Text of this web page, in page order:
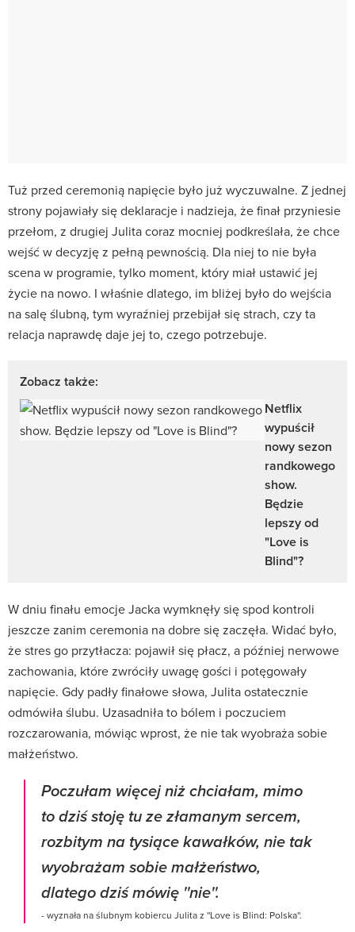
Tuż przed ceremonią napięcie było już wyczuwalne. Z jednej
strony pojawiały się deklaracje i nadzieja, że finał przyniesie
przełom, z drugiej Julita coraz mocniej podkreślała, że chce
wejść w decyzję z pełną pewnością. Dla niej to nie była
scena w programie, tylko moment, który miał ustawić jej
życie na nowo. I właśnie dlatego, im bliżej było do wejścia
na salę ślubną, tym wyraźniej przebijał się strach, czy ta
relacja naprawdę daje jej to, czego potrzebuje.
Zobacz także:
Netflix
wypuścił
nowy sezon
randkowego
show.
Będzie
lepszy od
"Love is
Blind"?
W dniu finału emocje Jacka wymknęły się spod kontroli
jeszcze zanim ceremonia na dobre się zaczęła. Widać było,
że stres go przytłacza: pojawił się płacz, a później nerwowe
zachowania, które zwróciły uwagę gości i potęgowały
napięcie. Gdy padły finałowe słowa, Julita ostatecznie
odmówiła ślubu. Uzasadniła to bólem i poczuciem
rozczarowania, mówiąc wprost, że nie tak wyobraża sobie
małżeństwo.
Poczułam więcej niż chciałam, mimo
to dziś stoję tu ze złamanym sercem,
rozbitym na tysiące kawałków, nie tak
wyobrażam sobie małżeństwo,
dlatego dziś mówię ''nie''.
- wyznała na ślubnym kobiercu Julita z ''Love is Blind: Polska''.